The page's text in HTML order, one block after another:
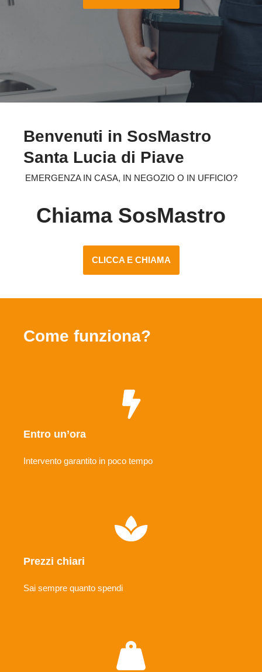
Benvenuti in SosMastro
Santa Lucia di Piave
EMERGENZA IN CASA, IN NEGOZIO O IN UFFICIO?
Chiama SosMastro
CLICCA E CHIAMA
Come funziona?
Entro un’ora
Intervento garantito in poco tempo
Prezzi chiari
Sai sempre quanto spendi